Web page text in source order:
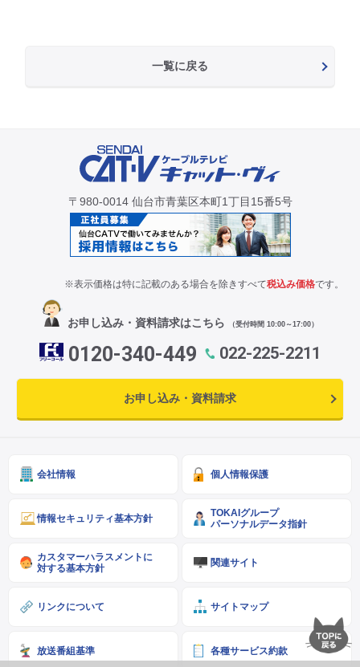
一覧に戻る
〒980-0014 仙台市青葉区本町1丁目15番5号
※表示価格は特に記載のある場合を除きすべて税込み価格です。
お申し込み・資料請求はこちら （受付時間 10:00～17:00）
0120-340-449 022-225-2211
お申し込み・資料請求
会社情報 個人情報保護
情報セキュリティ基本方針
TOKAIグループ
パーソナルデータ指針
カスタマーハラスメントに
対する基本方針
関連サイト
リンクについて サイトマップ
放送番組基準 各種サービス約款